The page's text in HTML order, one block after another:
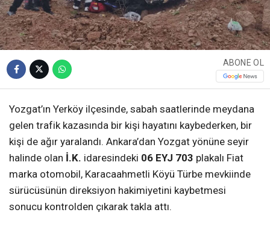
ABONE OL
Yozgat’ın Yerköy ilçesinde, sabah saatlerinde meydana
gelen trafik kazasında bir kişi hayatını kaybederken, bir
kişi de ağır yaralandı. Ankara’dan Yozgat yönüne seyir
halinde olan İ.K. idaresindeki 06 EYJ 703 plakalı Fiat
marka otomobil, Karacaahmetli Köyü Türbe mevkiinde
sürücüsünün direksiyon hakimiyetini kaybetmesi
sonucu kontrolden çıkarak takla attı.